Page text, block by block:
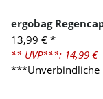
ergobag
13,99 € *
** UVP***: 14,99 €
***Unverbindliche